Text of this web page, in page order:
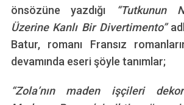
önsözüne yazdığı
“Tutkunun
Üzerine Kanlı Bir Divertimento”
Batur, romanı Fransız
devamında eseri şöyle tanımlar;
“Zola’nın maden işçileri